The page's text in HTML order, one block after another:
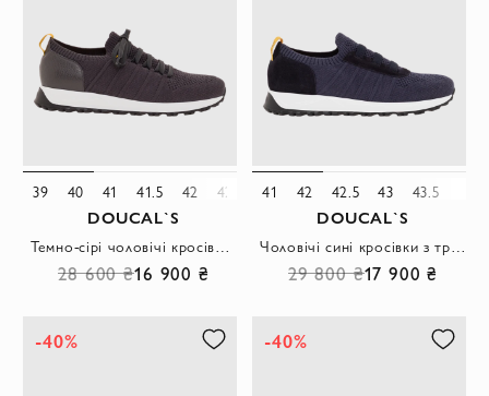
39 40 41 41.5 42 42.5 43 43.5 44 45 46
DOUCAL`S
Темно-сірі чоловічі кросівки з трикотажного текстилю та шкіри
28 600 ₴16 900 ₴
41 42 42.5 43 43.5
DOUCAL`S
Чоловічі сині кросівки з трикотажу та натуральної замші
29 800 ₴17 900 ₴
-40% -40%